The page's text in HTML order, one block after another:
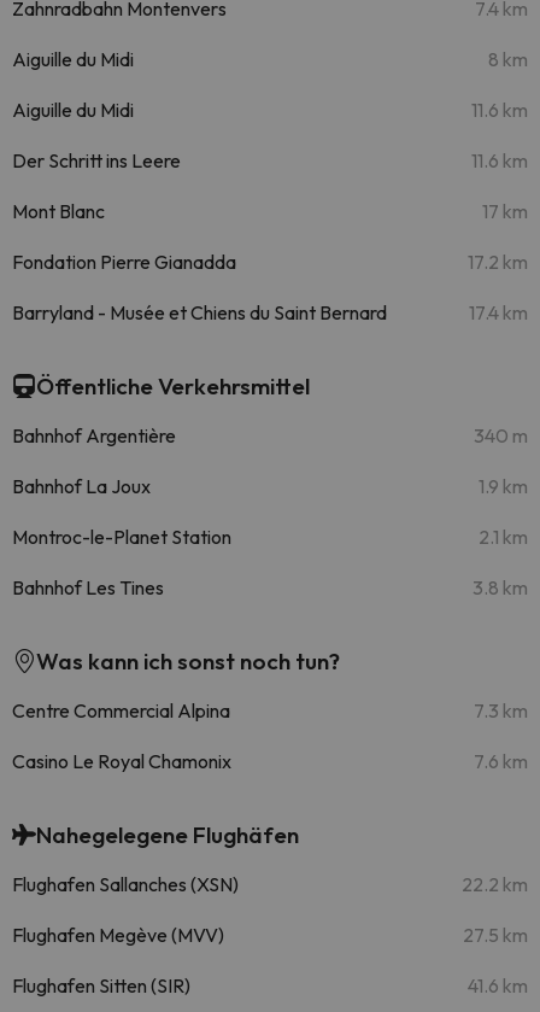
Zahnradbahn Montenvers 7.4 km
Aiguille du Midi 8 km
Aiguille du Midi 11.6 km
Der Schritt ins Leere 11.6 km
Mont Blanc 17 km
Fondation Pierre Gianadda 17.2 km
Barryland - Musée et Chiens du Saint Bernard 17.4 km
Öffentliche Verkehrsmittel
Bahnhof Argentière 340 m
Bahnhof La Joux 1.9 km
Montroc-le-Planet Station 2.1 km
Bahnhof Les Tines 3.8 km
Was kann ich sonst noch tun?
Centre Commercial Alpina 7.3 km
Casino Le Royal Chamonix 7.6 km
Nahegelegene Flughäfen
Flughafen Sallanches (XSN) 22.2 km
Flughafen Megève (MVV) 27.5 km
Flughafen Sitten (SIR) 41.6 km